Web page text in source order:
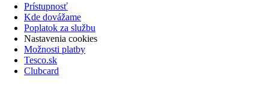
Prístupnosť
Kde dovážame
Poplatok za službu
Nastavenia cookies
Možnosti platby
Tesco.sk
Clubcard